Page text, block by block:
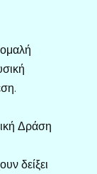
Δράση
δείξει